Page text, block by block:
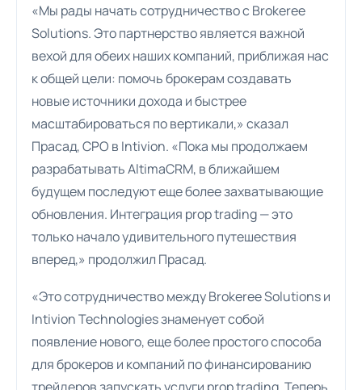
«Мы рады начать сотрудничество с Brokeree
Solutions. Это партнерство является важной
вехой для обеих наших компаний, приближая нас
к общей цели: помочь брокерам создавать
новые источники дохода и быстрее
масштабироваться по вертикали,» сказал
Прасад, CPO в Intivion. «Пока мы продолжаем
разрабатывать AltimaCRM, в ближайшем
будущем последуют еще более захватывающие
обновления. Интеграция prop trading — это
только начало удивительного путешествия
вперед,» продолжил Прасад.
«Это сотрудничество между Brokeree Solutions и
Intivion Technologies знаменует собой
появление нового, еще более простого способа
для брокеров и компаний по финансированию